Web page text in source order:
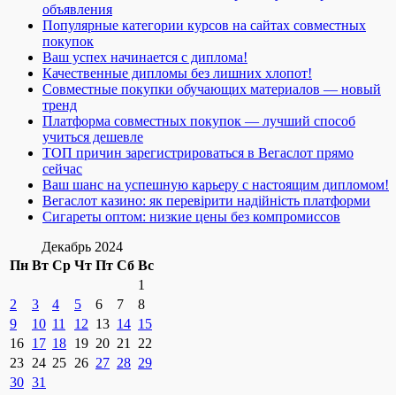
объявления
Популярные категории курсов на сайтах совместных
покупок
Ваш успех начинается с диплома!
Качественные дипломы без лишних хлопот!
Совместные покупки обучающих материалов — новый
тренд
Платформа совместных покупок — лучший способ
учиться дешевле
ТОП причин зарегистрироваться в Вегаслот прямо
сейчас
Ваш шанс на успешную карьеру с настоящим дипломом!
Вегаслот казино: як перевірити надійність платформи
Сигареты оптом: низкие цены без компромиссов
Декабрь 2024
Пн Вт Ср Чт Пт Сб Вс
1
2
3 4 5 6 7
8
9
10 11 12 13 14 15
16 17 18 19 20 21
22
23 24 25 26 27 28 29
30 31